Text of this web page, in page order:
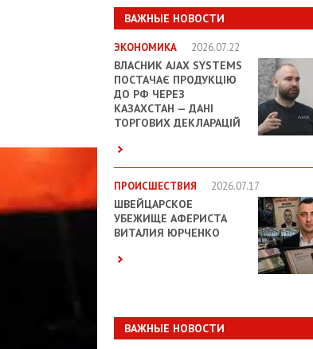
ВАЖНЫЕ НОВОСТИ
ЭКОНОМИКА 2026.07.22
ВЛАСНИК AJAX SYSTEMS
ПОСТАЧАЄ ПРОДУКЦІЮ
ДО РФ ЧЕРЕЗ
КАЗАХСТАН — ДАНІ
ТОРГОВИХ ДЕКЛАРАЦІЙ
ПРОИСШЕСТВИЯ 2026.07.17
ШВЕЙЦАРСКОЕ
УБЕЖИЩЕ АФЕРИСТА
ВИТАЛИЯ ЮРЧЕНКО
ВАЖНЫЕ НОВОСТИ